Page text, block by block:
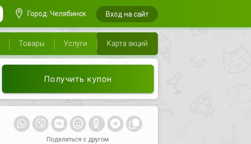
Город: Челябинск Вход на сайт
Товары Услуги Карта акций
Получить купон
Поделиться с другом